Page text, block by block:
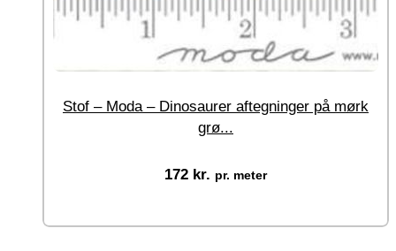
Stof – Moda – Dinosaurer aftegninger på mørk
grø...
172 kr. pr. meter